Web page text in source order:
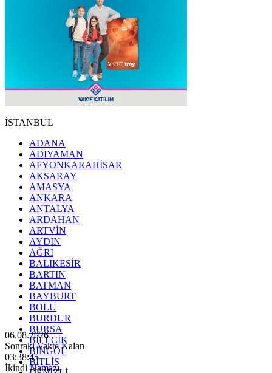
İSTANBUL
ADANA
ADIYAMAN
AFYONKARAHİSAR
AKSARAY
AMASYA
ANKARA
ANTALYA
ARDAHAN
ARTVİN
AYDIN
AĞRI
BALIKESİR
BARTIN
BATMAN
BAYBURT
BOLU
BURDUR
BURSA
BİLECİK
BİNGÖL
BİTLİS
06.08.2026
Sonraki Vakte Kalan
03:38:43
İkindi Namazı